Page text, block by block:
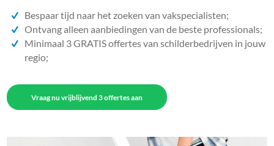
Bespaar tijd naar het zoeken van vakspecialisten;
Ontvang alleen aanbiedingen van de beste professionals;
Minimaal 3 GRATIS offertes van schilderbedrijven in jouw
regio;
Vraag nu vrijblijvend 3 offertes aan